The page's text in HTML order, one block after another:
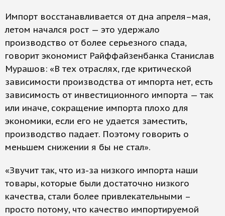
Импорт восстанавливается от дна апреля–мая,
летом начался рост — это удержало
производство от более серьезного спада,
говорит экономист Райффайзенбанка Станислав
Мурашов: «В тех отраслях, где критической
зависимости производства от импорта нет, есть
зависимость от инвестиционного импорта — так
или иначе, сокращение импорта плохо для
экономики, если его не удается заместить,
производство падает. Поэтому говорить о
меньшем снижении я бы не стал».
«Звучит так, что из-за низкого импорта наши
товары, которые были достаточно низкого
качества, стали более привлекательными –
просто потому, что качество импортируемой